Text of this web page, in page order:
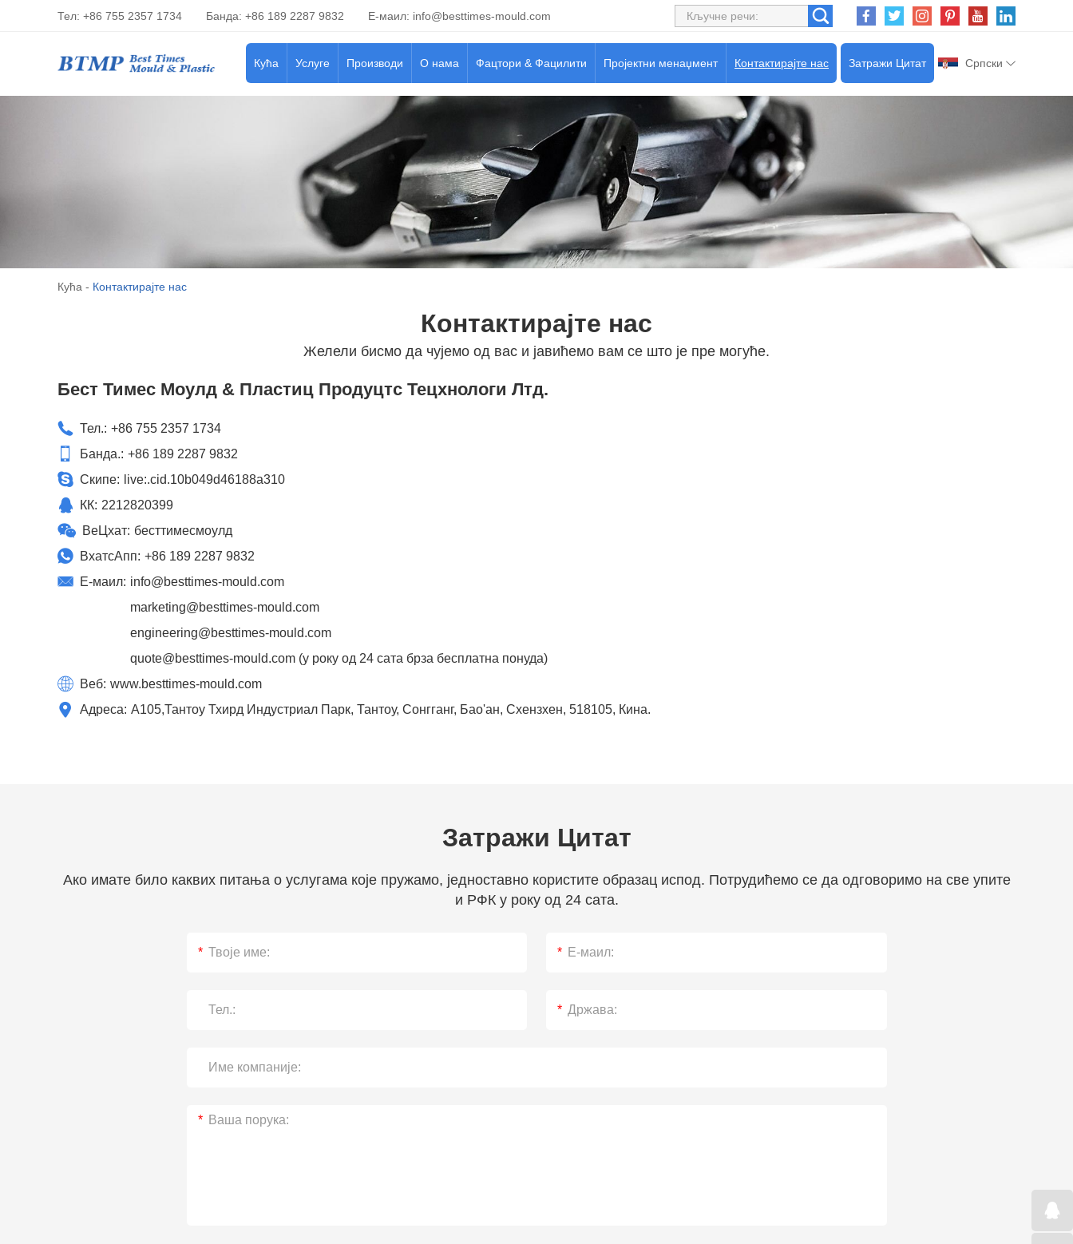
Тел: +86 755 2357 1734 Банда: +86 189 2287 9832 Е-маил: info@besttimes-mould.com
Српски
Затражи Цитат
Кућа Услуге Производи О нама Фацтори & Фацилити Пројектни менаџмент Контактирајте нас
Кућа - Контактирајте нас
Контактирајте нас
Желели бисмо да чујемо од вас и јавићемо вам се што је пре могуће.
Бест Тимес Моулд & Пластиц Продуцтс Тецхнологи Лтд.
Тел.: +86 755 2357 1734
Банда.: +86 189 2287 9832
Скипе:
live:.cid.10b049d46188a310
КК: 2212820399
ВеЦхат: бесттимесмоулд
ВхатсАпп: +86 189 2287 9832
Е-маил: info@besttimes-mould.com
marketing@besttimes-mould.com
engineering@besttimes-mould.com
quote@besttimes-mould.com (у року од 24 сата брза бесплатна понуда)
Веб: www.besttimes-mould.com
Адреса: А105,Тантоу Тхирд Индустриал Парк, Тантоу, Сонгганг, Бао'ан, Схензхен, 518105, Кина.
Затражи Цитат
Ако имате било каквих питања о услугама које пружамо, једноставно користите образац испод. Потрудићемо се да одговоримо на све упите
и РФК у року од 24 сата.